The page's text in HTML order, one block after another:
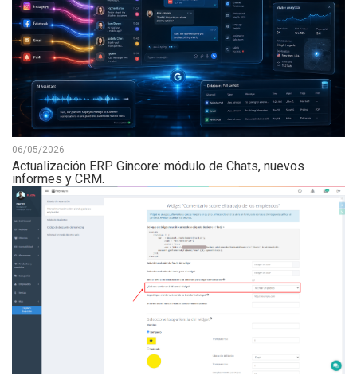
06/05/2026
Actualización ERP Gincore: módulo de Chats, nuevos
informes y CRM.